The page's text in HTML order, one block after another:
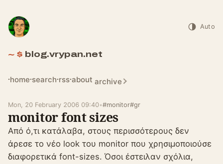
blog.vrypan.net
home search rss about archive
Auto
Mon, 20 February 2006 09:40•#monitor#gr
monitor font sizes
Από ό,τι κατάλαβα, στους περισσότερους δεν
άρεσε το νέο look του monitor που χρησιμοποιούσε
διαφορετικά font-sizes. Όσοι έστειλαν σχόλια,